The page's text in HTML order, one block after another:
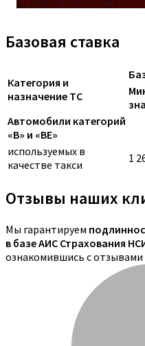
Базовая ставка
Категория и
назначение ТС
Автомобили категорий
«B» и «BE»
используемых в
качестве такси
1
Отзывы наших
Мы гарантируем
в базе АИС Страхования
ознакомившись с